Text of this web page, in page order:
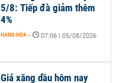
5/8: Tiếp đà giảm thêm
4%
HÀNG HÓA - 07:06 | 05/08/2026
Giá xăng dầu hôm nay